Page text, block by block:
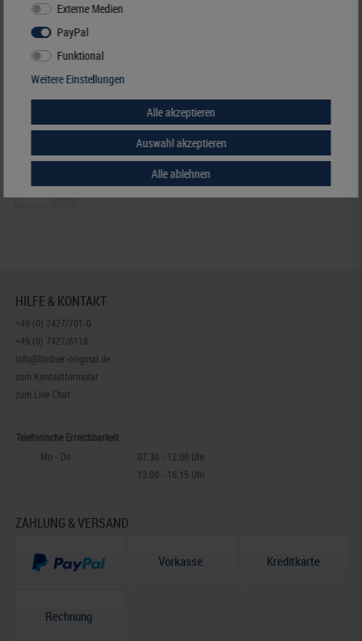
Verantwortlich:LINDNER Falzlos-Gesellschaft mbH,
72355 Schömberg,
Nicht für Kinder unter 3 Jahren geeignet!
131,60 €
Versandkosten
HILFE & KONTAKT
+49 (0) 7427/701-0
+49 (0) 7427/6118
info@lindner-original.de
zum Kontaktformular
zum Live-Chat
Telefonische Erreichbarkeit
Mo - Do
07.30 - 12.00 Uhr
13.00 - 16.15 Uhr
ZAHLUNG & VERSAND
Vorkasse Kreditkarte
Rechnung
Externe Medien
PayPal
Funktional
Weitere Einstellungen
Alle akzeptieren
Auswahl akzeptieren
Alle ablehnen